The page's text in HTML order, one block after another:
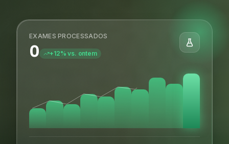
EXAMES PROCESSADOS
0 +12% vs. ontem